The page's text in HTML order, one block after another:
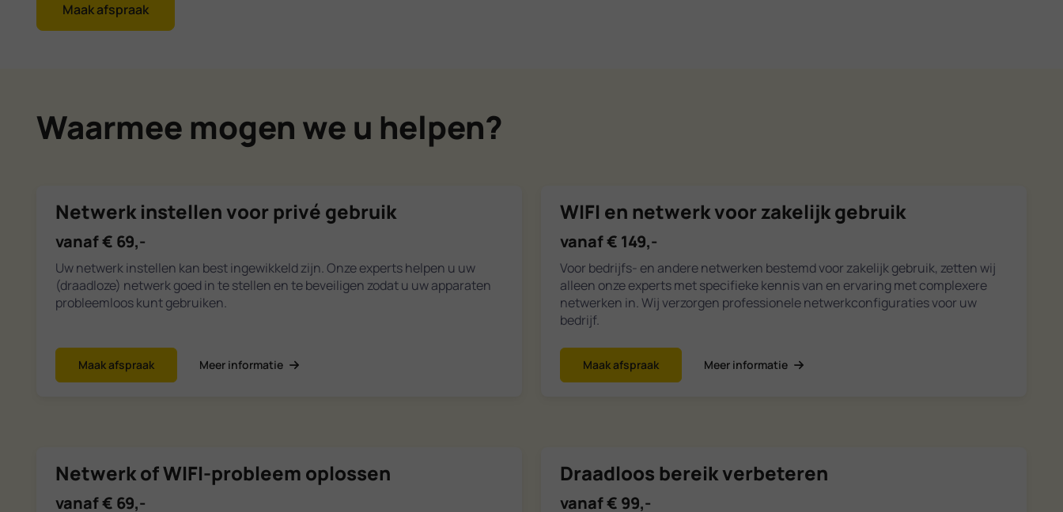
Maak afspraak
Waarmee mogen we u helpen?
Netwerk instellen voor privé gebruik
vanaf € 69,-
Uw netwerk instellen kan best ingewikkeld zijn. Onze experts helpen u uw
(draadloze) netwerk goed in te stellen en te beveiligen zodat u uw apparaten
probleemloos kunt gebruiken.
Maak afspraak Meer informatie
WIFI en netwerk voor zakelijk gebruik
vanaf € 149,-
Voor bedrijfs- en andere netwerken bestemd voor zakelijk gebruik, zetten wij
alleen onze experts met specifieke kennis van en ervaring met complexere
netwerken in. Wij verzorgen professionele netwerkconfiguraties voor uw
bedrijf.
Maak afspraak Meer informatie
Netwerk of WIFI-probleem oplossen
vanaf € 69,-
Draadloos bereik verbeteren
vanaf € 99,-